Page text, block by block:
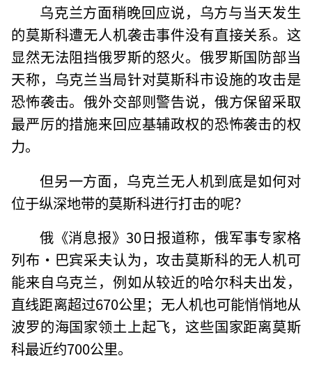
乌克兰方面稍晚回应说，乌方与当天发生
的莫斯科遭无人机袭击事件没有直接关系。这
显然无法阻挡俄罗斯的怒火。俄罗斯国防部当
天称，乌克兰当局针对莫斯科市设施的攻击是
恐怖袭击。俄外交部则警告说，俄方保留采取
最严厉的措施来回应基辅政权的恐怖袭击的权
力。
但另一方面，乌克兰无人机到底是如何对
位于纵深地带的莫斯科进行打击的呢？
俄《消息报》30日报道称，俄军事专家格
列布·巴宾采夫认为，攻击莫斯科的无人机可
能来自乌克兰，例如从较近的哈尔科夫出发，
直线距离超过670公里；无人机也可能悄悄地从
波罗的海国家领土上起飞，这些国家距离莫斯
科最近约700公里。